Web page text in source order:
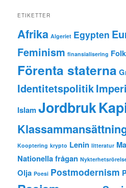
ETIKETTER
Afrika Algeriet Egypten
Feminism finansialisering
Förenta staterna
Identitetspolitik
IslamJordbruk
Kooptering krypto Lenin litteratur
Nationella frågan
Olja Poesi Postmodernism